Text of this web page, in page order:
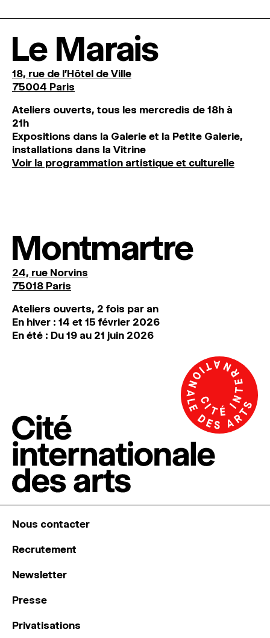
Le Marais
18, rue de l'Hôtel de Ville
75004 Paris
Ateliers ouverts, tous les mercredis de 18h à
21h
Expositions dans la Galerie et la Petite Galerie,
installations dans la Vitrine
Voir la programmation artistique et culturelle
Montmartre
24, rue Norvins
75018 Paris
Ateliers ouverts, 2 fois par an
En hiver : 14 et 15 février 2026
En été : Du 19 au 21 juin 2026
Nous contacter
Recrutement
Newsletter
Presse
Privatisations